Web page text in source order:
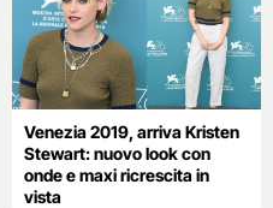
Venezia 2019, arriva Kristen
Stewart: nuovo look con
onde e maxi ricrescita in
vista